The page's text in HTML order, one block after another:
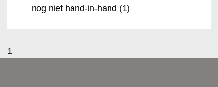
nog niet hand-in-hand (1)
1